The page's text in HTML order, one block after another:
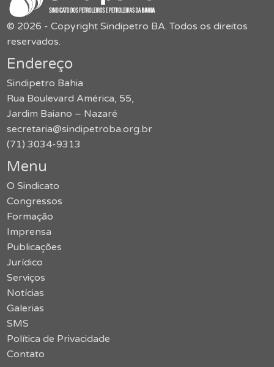
© 2026 - Copyright Sindipetro BA. Todos os direitos
reservados.
Endereço
Sindipetro Bahia
Rua Boulevard América, 55,
Jardim Baiano – Nazaré
secretaria@sindipetroba.org.br
(71) 3034-9313
Menu
O Sindicato
Congressos
Formação
Imprensa
Publicações
Jurídico
Serviços
Notícias
Galerias
SMS
Política de Privacidade
Contato